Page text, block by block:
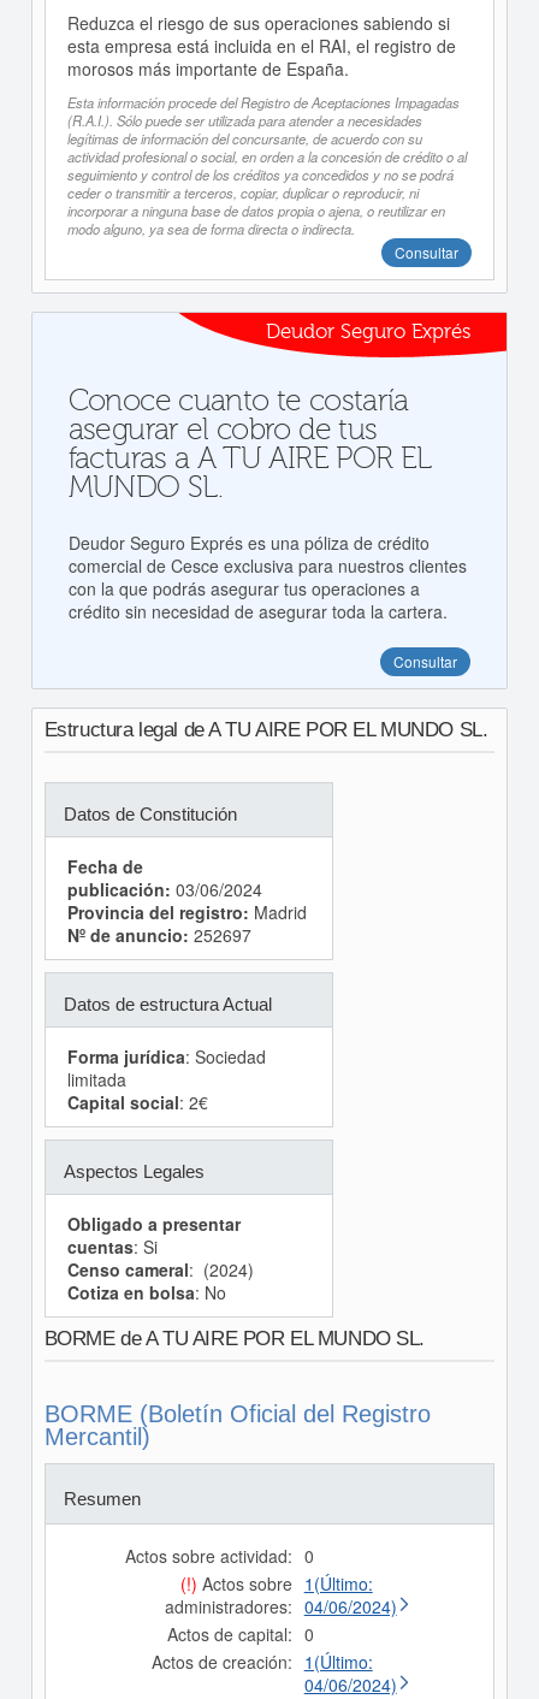
Reduzca el riesgo de sus operaciones sabiendo si
esta empresa está incluida en el RAI, el registro de
morosos más importante de España.
Esta información procede del Registro de Aceptaciones Impagadas
(R.A.I.). Sólo puede ser utilizada para atender a necesidades
legítimas de información del concursante, de acuerdo con su
actividad profesional o social, en orden a la concesión de crédito o al
seguimiento y control de los créditos ya concedidos y no se podrá
ceder o transmitir a terceros, copiar, duplicar o reproducir, ni
incorporar a ninguna base de datos propia o ajena, o reutilizar en
modo alguno, ya sea de forma directa o indirecta.
Consultar
Deudor Seguro Exprés
Conoce cuanto te costaría
asegurar el cobro de tus
facturas a A TU AIRE POR EL
MUNDO SL.
Deudor Seguro Exprés es una póliza de crédito
comercial de Cesce exclusiva para nuestros clientes
con la que podrás asegurar tus operaciones a
crédito sin necesidad de asegurar toda la cartera.
Consultar
Estructura legal de A TU AIRE POR EL MUNDO SL.
Datos de Constitución
Fecha de
publicación: 03/06/2024
Provincia del registro: Madrid
Nº de anuncio: 252697
Datos de estructura Actual
Forma jurídica: Sociedad
limitada
Capital social: 2€
Aspectos Legales
Obligado a presentar
cuentas: Si
Censo cameral: (2024)
Cotiza en bolsa: No
BORME de A TU AIRE POR EL MUNDO SL.
BORME (Boletín Oficial del Registro
Mercantil)
Resumen
Actos sobre actividad: 0
(!) Actos sobre
administradores:
1(Último:
04/06/2024)
Actos de capital: 0
Actos de creación: 1(Último:
04/06/2024)